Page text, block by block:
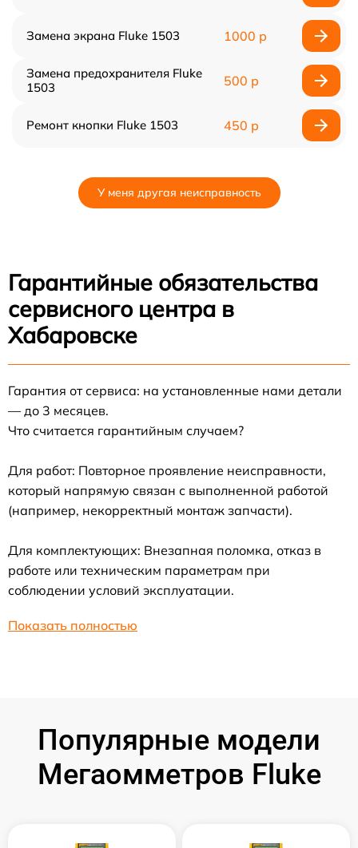
Замена экрана Fluke 1503 1000 р
Замена предохранителя Fluke
1503
500 р
Ремонт кнопки Fluke 1503 450 р
У меня другая неисправность
Гарантийные обязательства
сервисного центра в
Хабаровске
Гарантия от сервиса: на установленные нами детали
— до 3 месяцев.
Что считается гарантийным случаем?
Для работ: Повторное проявление неисправности,
который напрямую связан с выполненной работой
(например, некорректный монтаж запчасти).
Для комплектующих: Внезапная поломка, отказ в
работе или техническим параметрам при
соблюдении условий эксплуатации.
Показать полностью
Популярные модели
Мегаомметров Fluke